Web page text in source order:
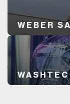
WEBER
WASHTEC